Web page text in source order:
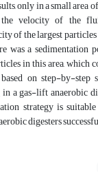
only in a small area
velocity of the
of the largest
was a sedimentation
in this area, which
on step-by-
a gas-lift anaerobic
strategy is
digesters